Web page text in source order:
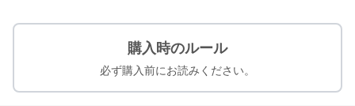
購入時のルール
必ず購入前にお読みください。